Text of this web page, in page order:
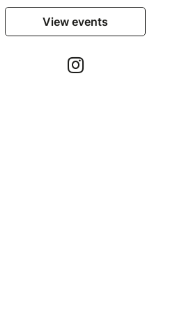
View events